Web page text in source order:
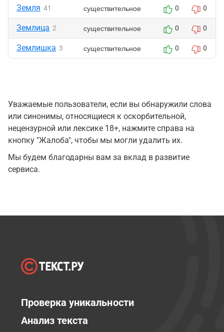
Земля 41 существительное 0 0
Землица 2 существительное 0 0
Землишка 3 существительное 0 0
Уважаемые пользователи, если вы обнаружили слова
или синонимы, относящиеся к оскорбительной,
нецензурной или лексике 18+, нажмите справа на
кнопку "Жалоба", чтобы мы могли удалить их.
Мы будем благодарны вам за вклад в развитие
сервиса.
Проверка уникальности
Анализ текста